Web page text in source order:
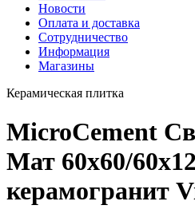
Новости
Оплата и доставка
Сотрудничество
Информация
Магазины
Керамическая плитка
MicroCement
Мат 60x60/
керамогранит